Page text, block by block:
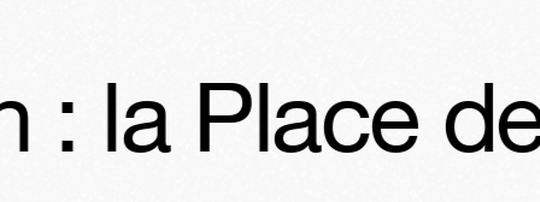
la Place de